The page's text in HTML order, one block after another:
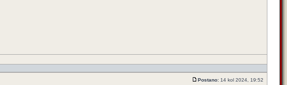
Postano: 14 kol 2024, 19:52